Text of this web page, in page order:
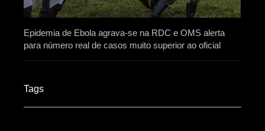
Epidemia de Ebola agrava-se na RDC e OMS alerta
para número real de casos muito superior ao oficial
Tags